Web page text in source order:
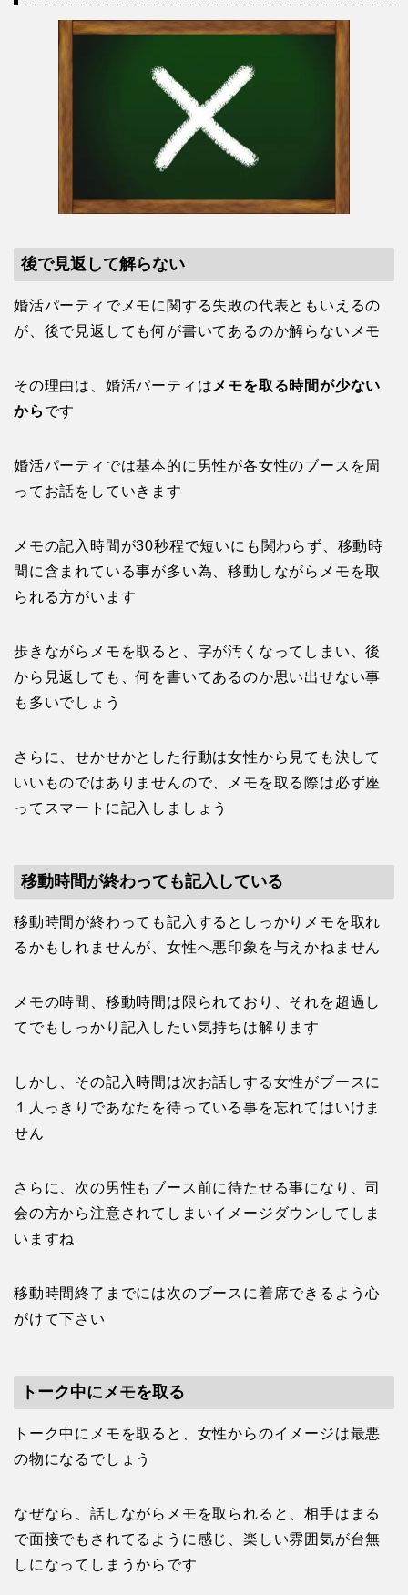
後で見返して解らない
婚活パーティでメモに関する失敗の代表ともいえるの
が、後で見返しても何が書いてあるのか解らないメモ
その理由は、婚活パーティは メモを取る時間が少ない
から です
婚活パーティでは基本的に男性が各女性のブースを周
ってお話をしていきます
メモの記入時間が30秒程で短いにも関わらず、移動時
間に含まれている事が多い為、移動しながらメモを取
られる方がいます
歩きながらメモを取ると、字が汚くなってしまい、後
から見返しても、何を書いてあるのか思い出せない事
も多いでしょう
さらに、せかせかとした行動は女性から見ても決して
いいものではありませんので、メモを取る際は必ず座
ってスマートに記入しましょう
移動時間が終わっても記入している
移動時間が終わっても記入するとしっかりメモを取れ
るかもしれませんが、女性へ悪印象を与えかねません
メモの時間、移動時間は限られており、それを超過し
てでもしっかり記入したい気持ちは解ります
しかし、その記入時間は次お話しする女性がブースに
１人っきりであなたを待っている事を忘れてはいけま
せん
さらに、次の男性もブース前に待たせる事になり、司
会の方から注意されてしまいイメージダウンしてしま
いますね
移動時間終了までには次のブースに着席できるよう心
がけて下さい
トーク中にメモを取る
トーク中にメモを取ると、女性からのイメージは最悪
の物になるでしょう
なぜなら、話しながらメモを取られると、相手はまる
で面接でもされてるように感じ、楽しい雰囲気が台無
しになってしまうからです